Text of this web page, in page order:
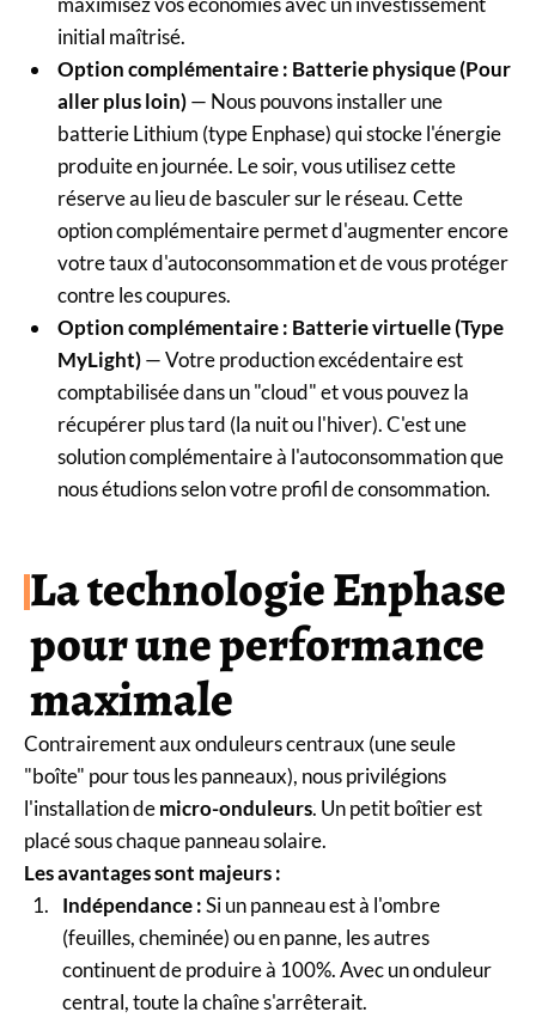
initial maîtrisé.
Option complémentaire : Batterie physique (Pour
aller plus loin)— Nous pouvons installer une
batterie Lithium (type Enphase) qui stocke l'énergie
produite en journée. Le soir, vous utilisez cette
réserve au lieu de basculer sur le réseau. Cette
option complémentaire permet d'augmenter encore
votre taux d'autoconsommation et de vous protéger
contre les coupures.
Option complémentaire : Batterie virtuelle (Type
MyLight)— Votre production excédentaire est
comptabilisée dans un "cloud" et vous pouvez la
récupérer plus tard (la nuit ou l'hiver). C'est une
solution complémentaire à l'autoconsommation que
nous étudions selon votre profil de consommation.
La technologie Enphase
pour une performance
maximale
Contrairement aux onduleurs centraux (une seule
"boîte" pour tous les panneaux), nous privilégions
l'installation demicro-onduleurs. Un petit boîtier est
placé sous chaque panneau solaire.
Les avantages sont majeurs :
Indépendance :Si un panneau est à l'ombre
(feuilles, cheminée) ou en panne, les autres
continuent de produire à 100%. Avec un onduleur
central, toute la chaîne s'arrêterait.